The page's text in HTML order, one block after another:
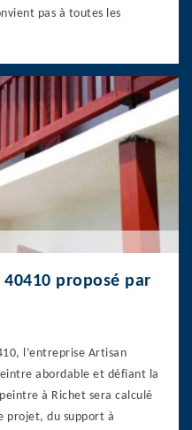
pas à toutes les
proposé par
l’entreprise Artisan
abordable et défiant la
à Richet sera calculé
projet, du support à